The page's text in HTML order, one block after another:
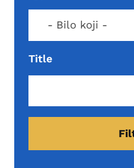
- Bilo koji -
Title